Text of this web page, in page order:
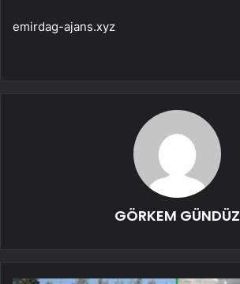
emirdag-ajans.xyz
GÖRKEM GÜNDÜZ